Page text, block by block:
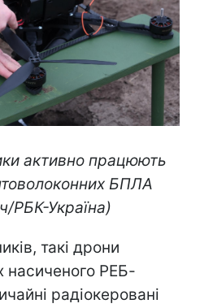
активно працюють
БПЛА
РБК-Україна)
такі дрони
насиченого РЕБ-
радіокеровані